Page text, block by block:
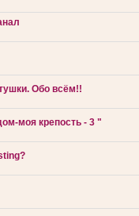
Обо всём!!
моя крепость - 3 "